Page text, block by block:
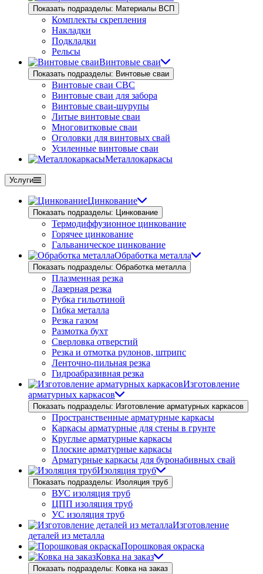
Показать подразделы: Материалы ВСП
Комплекты скрепления
Накладки
Подкладки
Рельсы
Винтовые сваи
Показать подразделы: Винтовые сваи
Винтовые сваи СВС
Винтовые сваи для забора
Винтовые сваи-шурупы
Литые винтовые сваи
Многовитковые сваи
Оголовки для винтовых свай
Усиленные винтовые сваи
Металлокаркасы
Услуги
Цинкование
Показать подразделы: Цинкование
Термодиффузионное цинкование
Горячее цинкование
Гальваническое цинкование
Обработка металла
Показать подразделы: Обработка металла
Плазменная резка
Лазерная резка
Рубка гильотиной
Гибка металла
Резка газом
Размотка бухт
Сверловка отверстий
Резка и отмотка рулонов, штрипс
Ленточно-пильная резка
Гидроабразивная резка
Изготовление
арматурных каркасов
Показать подразделы: Изготовление арматурных каркасов
Пространственные арматурные каркасы
Каркасы арматурные для стены в грунте
Круглые арматурные каркасы
Плоские арматурные каркасы
Арматурные каркасы для буронабивных свай
Изоляция труб
Показать подразделы: Изоляция труб
ВУС изоляция труб
ЦПП изоляция труб
УС изоляция труб
Изготовление
деталей из металла
Порошковая окраска
Ковка на заказ
Показать подразделы: Ковка на заказ